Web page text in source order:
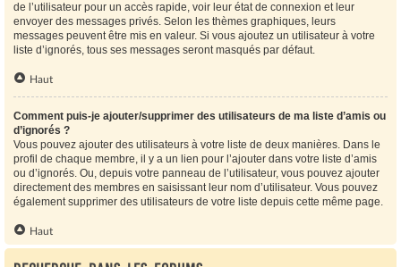
de l’utilisateur pour un accès rapide, voir leur état de connexion et leur
envoyer des messages privés. Selon les thèmes graphiques, leurs
messages peuvent être mis en valeur. Si vous ajoutez un utilisateur à votre
liste d’ignorés, tous ses messages seront masqués par défaut.
Haut
Comment puis-je ajouter/supprimer des utilisateurs de ma liste d’amis ou
d’ignorés ?
Vous pouvez ajouter des utilisateurs à votre liste de deux manières. Dans le
profil de chaque membre, il y a un lien pour l’ajouter dans votre liste d’amis
ou d’ignorés. Ou, depuis votre panneau de l’utilisateur, vous pouvez ajouter
directement des membres en saisissant leur nom d’utilisateur. Vous pouvez
également supprimer des utilisateurs de votre liste depuis cette même page.
Haut